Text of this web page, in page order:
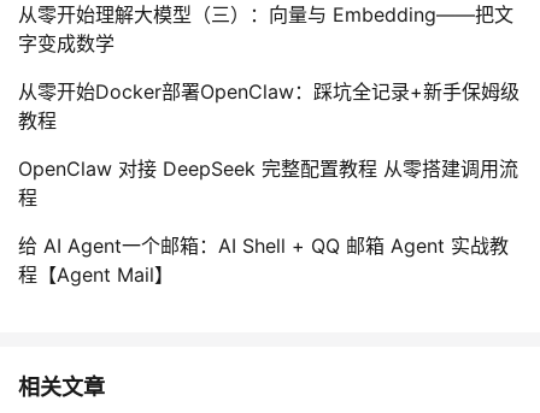
从零开始理解大模型（三）：向量与 Embedding——把文
字变成数学
从零开始Docker部署OpenClaw：踩坑全记录+新手保姆级
教程
OpenClaw 对接 DeepSeek 完整配置教程 从零搭建调用流
程
给 AI Agent一个邮箱：AI Shell + QQ 邮箱 Agent 实战教
程【Agent Mail】
相关文章